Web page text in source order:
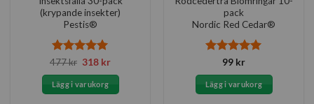
(krypande insekter)
Pestis®
Betygsatt 5
av 5
477kr Det
priset
var:
477 kr.
318 krDet
priset
318 kr.
Lägg i varukorg
pack
Nordic Red Cedar®
Betygsatt
av 5
99 kr
Lägg i varukorg